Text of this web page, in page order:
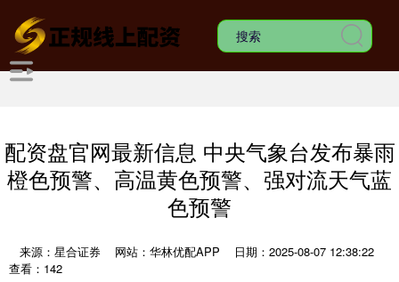
配资盘官网最新信息 中央气象台发布暴雨
橙色预警、高温黄色预警、强对流天气蓝
色预警
来源：星合证券 网站：华林优配APP
日期：2025-08-07 12:38:22
查看：142